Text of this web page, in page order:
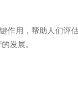
用，帮助人们评
发展。